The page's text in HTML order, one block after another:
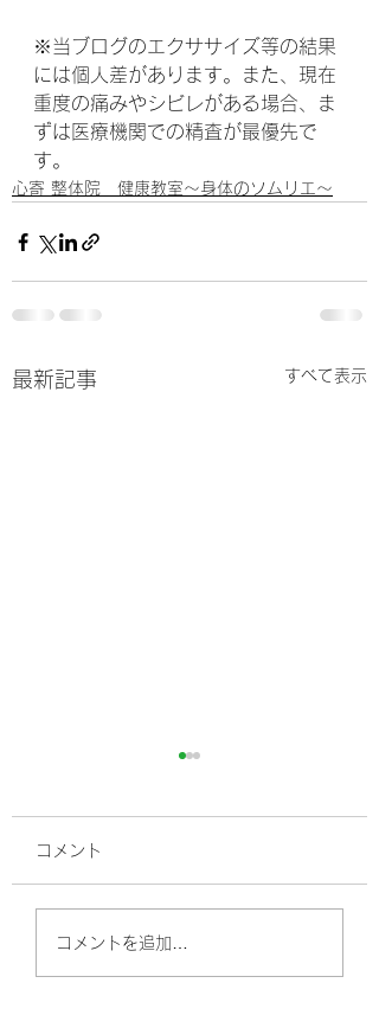
※当ブログのエクササイズ等の結果
には個人差があります。また、現在
重度の痛みやシビレがある場合、ま
ずは医療機関での精査が最優先で
す。
心寄 整体院 健康教室～身体のソムリエ～
最新記事 すべて表示
高血圧ってどうしたら
良いの？
コメント
コメントを追加…